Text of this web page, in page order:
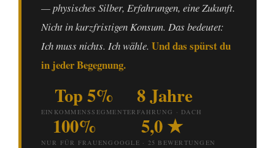
— physisches Silber, Erfahrungen, eine Zukunft.
Nicht in kurzfristigen Konsum. Das bedeutet:
Ich muss nichts. Ich wähle. Und das spürst du
in jeder Begegnung.
Top 5%
EINKOMMENSSEGMENT
8 Jahre
ERFAHRUNG · DACH
100%
NUR FÜR FRAUEN
5,0 ★
GOOGLE · 25 BEWERTUNGEN